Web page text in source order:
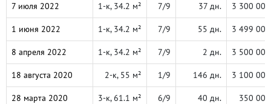
7 июля 2022 1-к, 34.2 м² 7/9 37 дн. 3 300 000
1 июня 2022 1-к, 34.2 м² 7/9 55 дн. 3 499 000
8 апреля 2022 1-к, 34.2 м² 7/9 2 дн. 3 500 000
18 августа 2020 2-к, 55 м² 1/9 146 дн. 3 100 000
28 марта 2020 3-к, 61.1 м² 6/9 40 дн. 350 000